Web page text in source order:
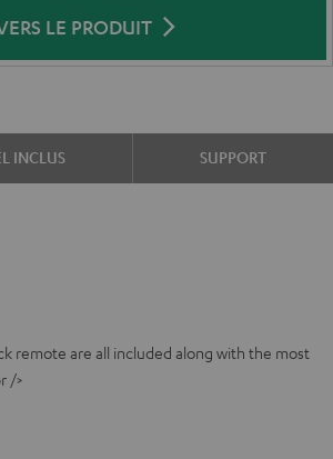
LE PRODUIT
INCLUS SUPPORT
remote are all included along with the most
/>